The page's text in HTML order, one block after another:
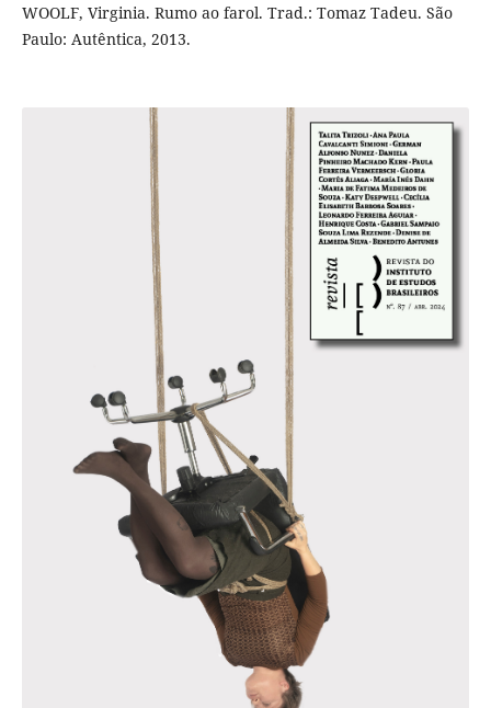
WOOLF, Virginia. Rumo ao farol. Trad.: Tomaz Tadeu. São
Paulo: Autêntica, 2013.